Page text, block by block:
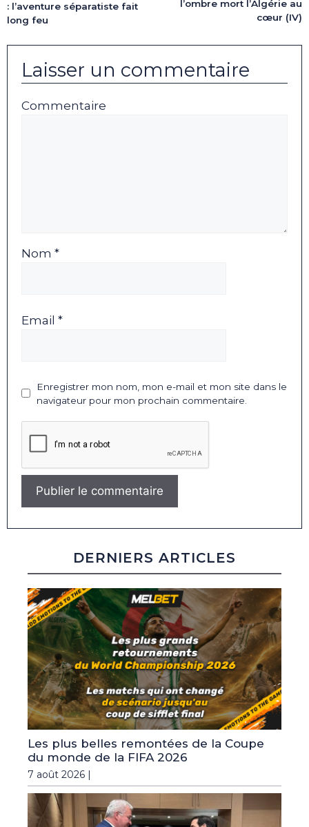
: l’aventure séparatiste fait
long feu
l’ombre mort l’Algérie au
cœur (IV)
Laisser un commentaire
Commentaire
Nom *
Email *
Enregistrer mon nom, mon e-mail et mon site dans le
navigateur pour mon prochain commentaire.
DERNIERS ARTICLES
Les plus belles remontées de la Coupe
du monde de la FIFA 2026
7 août 2026 |